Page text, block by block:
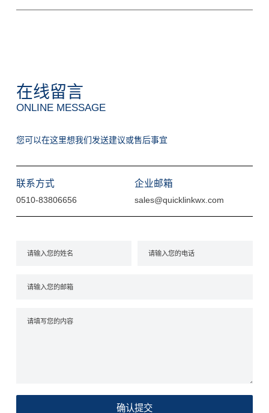
在线留言
ONLINE MESSAGE
您可以在这里想我们发送建议或售后事宜
联系方式
0510-83806656
企业邮箱
sales@quicklinkwx.com
确认提交